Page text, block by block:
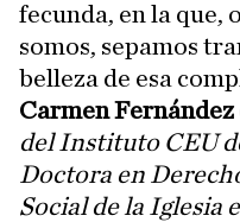
fecunda, en la que,
somos, sepamos
belleza de esa
Carmen Fernández
del Instituto CEU
Doctora en
Social de la Iglesia